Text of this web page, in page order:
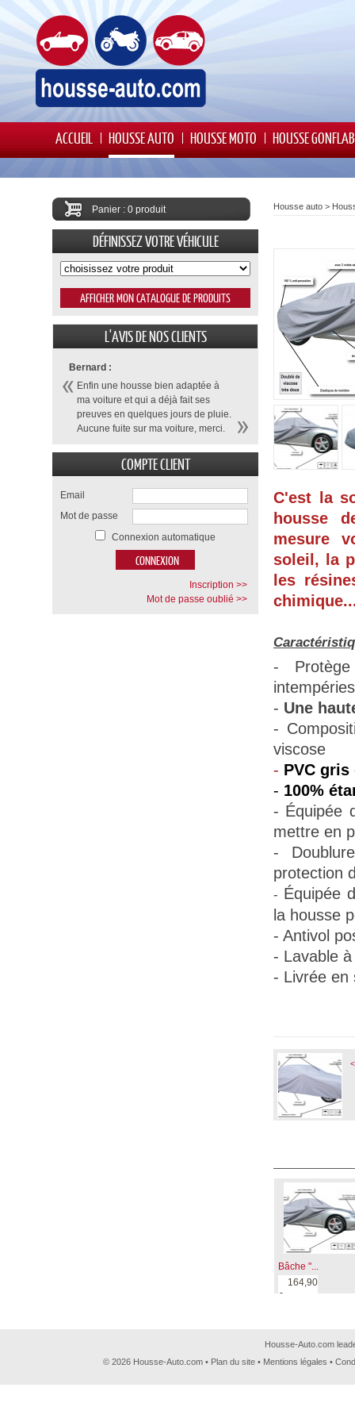
ACCUEIL HOUSSE AUTO HOUSSE MOTO HOUSSE
Housse auto >
C'est la
housse
mesure
soleil, la
les
-
- Une
-
viscose
- PVC gris
- 100%
- Équipée
mettre en
-
protection
- Équipée
la housse
- Antivol
- Lavable
- Livrée en
Bâche "...
164,90
€
Panier : 0 produit
DÉFINISSEZ VOTRE VÉHICULE
L'AVIS DE NOS CLIENTS
Bernard :
Enfin une housse bien adaptée à
ma voiture et qui a déjà fait ses
preuves en quelques jours de pluie.
Aucune fuite sur ma voiture, merci.
COMPTE CLIENT
Email
Mot de passe
Connexion automatique
Inscription >>
Mot de passe oublié >>
Housse-Auto.com
© 2026 Housse-Auto.com • Plan du site • Mentions légales •